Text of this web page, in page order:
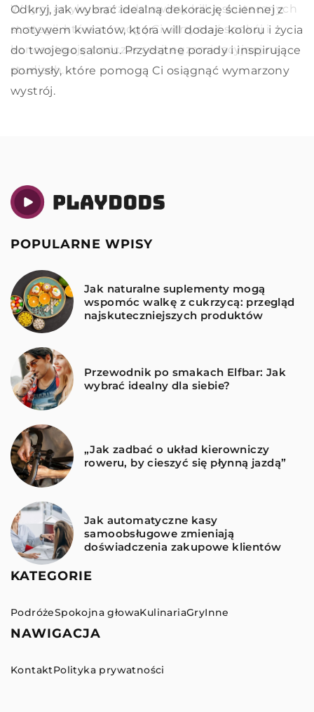
Dowiedz się, jak dieta ketogeniczna może
poprawić Twoje samopoczucie, wpływając na
poziom energii i koncentrację. Odkryj korzyści
zdrowotne oraz potencjalne wyzwania związane z
tym sposobem odżywiania.
Odkryj, jak wybrać idealną dekorację ściennej z
motywem kwiatów, która will dodaje koloru i życia
do twojego salonu. Przydatne porady i inspirujące
pomysły, które pomogą Ci osiągnąć wymarzony
wystrój.
W tym artykule przedstawimy kilka skutecznych
strategii, które pomogą Ci utrzymać spokój i
koncentrację podczas sesji egzaminacyjnej na
studiach.
POPULARNE WPISY
Jak naturalne suplementy mogą
wspomóc walkę z cukrzycą: przegląd
najskuteczniejszych produktów
Przewodnik po smakach Elfbar: Jak
wybrać idealny dla siebie?
„Jak zadbać o układ kierowniczy
roweru, by cieszyć się płynną jazdą”
Jak automatyczne kasy
samoobsługowe zmieniają
doświadczenia zakupowe klientów
KATEGORIE
PodróżeSpokojna głowaKulinariaGryInne
NAWIGACJA
KontaktPolityka prywatności